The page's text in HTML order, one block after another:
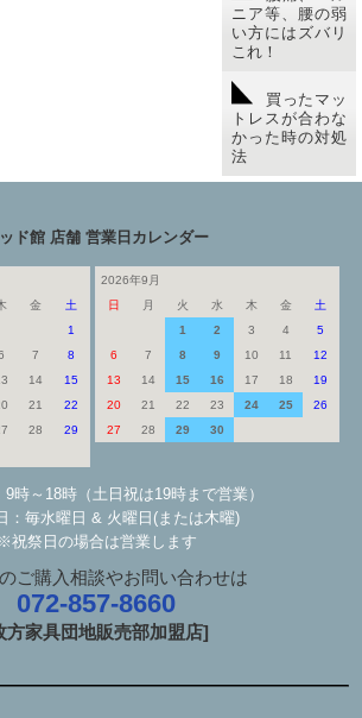
ニア等、腰の弱
い方にはズバリ
これ！
買ったマッ
トレスが合わな
かった時の対処
法
ド館 店舗 営業日カレンダー
金
土
1
7
8
14
15
21
22
28
29
2026年9月
日
月 火 水 木 金
土
1
2 3 4
5
6
7 8 9 10 11
12
13
14 15 16 17 18
19
20
21 22 23 24 25
26
27
28 29 30
時～18時（土日祝は19時まで営業）
：毎水曜日 & 火曜日(または木曜)
※祝祭日の場合は営業します
ご購入相談やお問い合わせは
072-857-8660
方家具団地販売部加盟店]